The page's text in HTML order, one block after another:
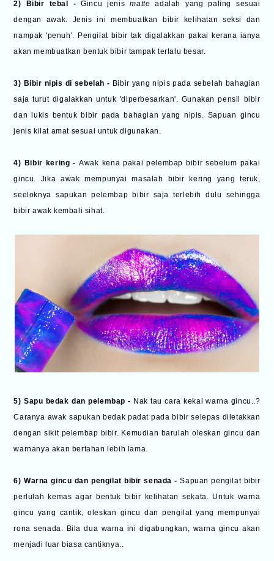
2) Bibir tebal -Gincu jenismatteadalah yang paling sesuai
dengan awak. Jenis ini membuatkan bibir kelihatan seksi dan
nampak 'penuh'. Pengilat bibir tak digalakkan pakai kerana ianya
akan membuatkan bentuk bibir tampak terlalu besar.
3) Bibir nipis di sebelah - Bibir yang nipis pada sebelah bahagian
saja turut digalakkan untuk 'diperbesarkan'. Gunakan pensil bibir
dan lukis bentuk bibir pada bahagian yang nipis. Sapuan gincu
jenis kilat amat sesuai untuk digunakan.
4) Bibir kering -Awak kena pakai pelembap bibir sebelum pakai
gincu. Jika awak mempunyai masalah bibir kering yang teruk,
seeloknya sapukan pelembap bibir saja terlebih dulu sehingga
bibir awak kembali sihat.
5) Sapu bedak dan pelembap - Nak tau cara kekal warna gincu..?
Caranya awak sapukan bedak padat pada bibir selepas diletakkan
dengan sikit pelembap bibir. Kemudian barulah oleskan gincu dan
warnanya akan bertahan lebih lama.
6) Warna gincu dan pengilat bibir senada -Sapuan pengilat bibir
perlulah kemas agar bentuk bibir kelihatan sekata. Untuk warna
gincu yang cantik, oleskan gincu dan pengilat yang mempunyai
rona senada. Bila dua warna ini digabungkan, warna gincu akan
menjadi luar biasa cantiknya..